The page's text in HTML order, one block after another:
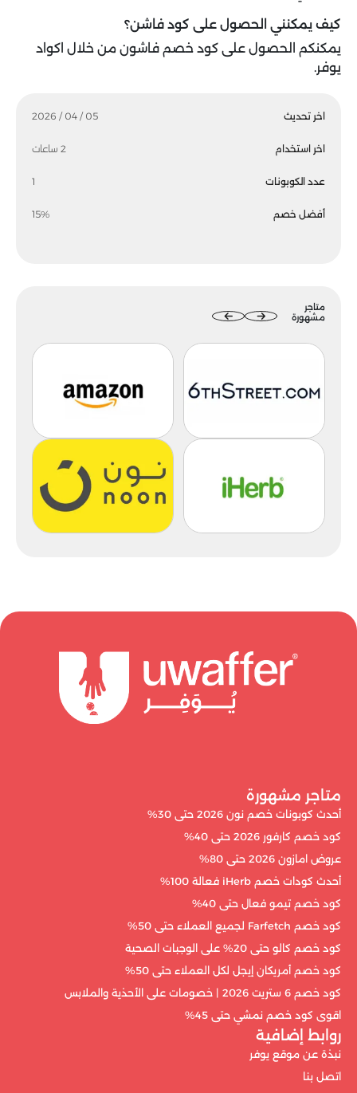
اخر تحديث 05 / 04 / 2026
اخر استخدام 2 ساعات
عدد الكوبونات 1
أفضل خصم 15%
متاجر
مشهورة
كيف يمكنني الحصول على كود فاشن؟
يمكنكم الحصول على كود خصم فاشون من خلال اكواد
يوفر.
متاجر مشهورة
أحدث كوبونات خصم نون 2026 حتى 30%
كود خصم كارفور 2026 حتى 40%
عروض امازون 2026 حتى 80%
أحدث كودات خصم iHerb فعالة 100%
كود خصم تيمو فعال حتى 40%
كود خصم Farfetch لجميع العملاء حتى 50%
كود خصم كالو حتى 20% على الوجبات الصحية
كود خصم أمريكان إيجل لكل العملاء حتى 50%
كود خصم 6 ستريت 2026 | خصومات على الأحذية والملابس
اقوى كود خصم نمشي حتى 45%
روابط إضافية
نبذة عن موقع يوفر
اتصل بنا